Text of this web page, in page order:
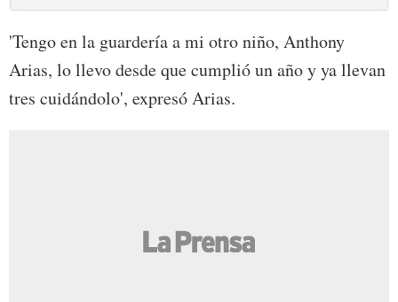
'Tengo en la guardería a mi otro niño, Anthony
Arias, lo llevo desde que cumplió un año y ya llevan
tres cuidándolo', expresó Arias.